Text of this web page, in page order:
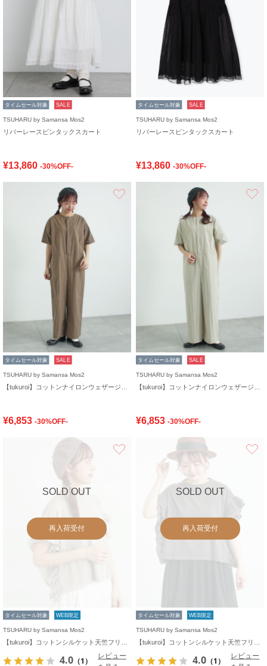
タイムセール対象 SALE
TSUHARU by Samansa Mos2
リバーレースピンタックスカート
¥13,860 -30%OFF-
タイムセール対象 SALE
TSUHARU by Samansa Mos2
リバーレースピンタックスカート
¥13,860 -30%OFF-
タイムセール対象 SALE
TSUHARU by Samansa Mos2
¥6,853 -30%OFF-
タイムセール対象 SALE
TSUHARU by Samansa Mos2
¥6,853 -30%OFF-
SOLD OUT
再入荷受付
タイムセール対象 WEB限定
TSUHARU by Samansa Mos2
4.0 （1）
レビュー
SOLD OUT
再入荷受付
タイムセール対象 WEB限定
TSUHARU by Samansa Mos2
4.0 （1）
レビュー